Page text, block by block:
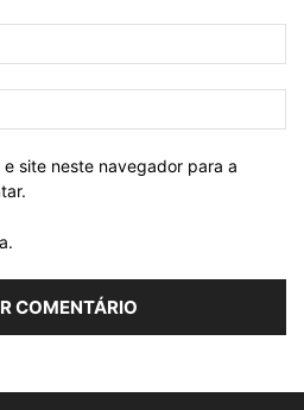
site neste navegador para a